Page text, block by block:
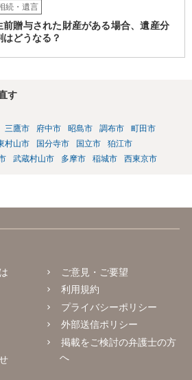
続・遺言
前贈与された財産がある場合、遺産分
はどうなる？
す
三鷹市 府中市 昭島市 調布市
町田市
村山市 国分寺市 国立市
狛江市
武蔵村山市 多摩市 稲城市 西東京市
ご意見・ご要望
利用規約
プライバシーポリシー
外部送信ポリシー
掲載をご検討の弁護士の方
へ